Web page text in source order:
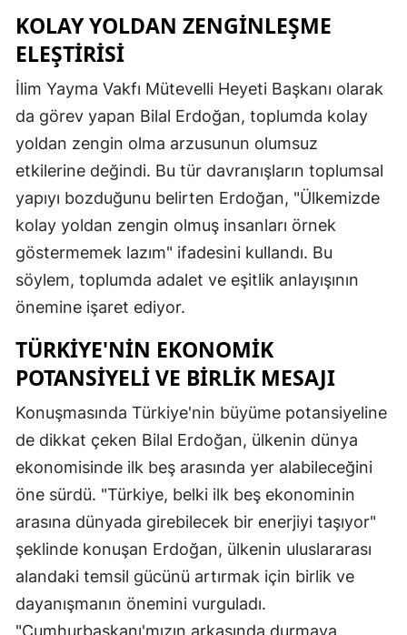
KOLAY YOLDAN ZENGINLEŞME
ELEŞTIRISI
İlim Yayma Vakfı Mütevelli Heyeti Başkanı olarak
da görev yapan Bilal Erdoğan, toplumda kolay
yoldan zengin olma arzusunun olumsuz
etkilerine değindi. Bu tür davranışların toplumsal
yapıyı bozduğunu belirten Erdoğan, "Ülkemizde
kolay yoldan zengin olmuş insanları örnek
göstermemek lazım" ifadesini kullandı. Bu
söylem, toplumda adalet ve eşitlik anlayışının
önemine işaret ediyor.
TÜRKIYE'NIN EKONOMIK
POTANSIYELI VE BIRLIK MESAJI
Konuşmasında Türkiye'nin büyüme potansiyeline
de dikkat çeken Bilal Erdoğan, ülkenin dünya
ekonomisinde ilk beş arasında yer alabileceğini
öne sürdü. "Türkiye, belki ilk beş ekonominin
arasına dünyada girebilecek bir enerjiyi taşıyor"
şeklinde konuşan Erdoğan, ülkenin uluslararası
alandaki temsil gücünü artırmak için birlik ve
dayanışmanın önemini vurguladı.
"Cumhurbaşkanı'mızın arkasında durmaya